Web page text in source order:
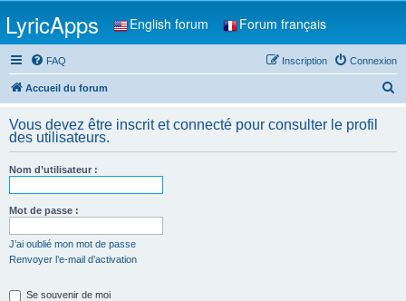
LyricApps English forum Forum français
FAQ Connexion
Inscription
Accueil du forum
h
Vous devez être inscrit et connecté pour consulter le profil
des utilisateurs.
Nom d’utilisateur :
Mot de passe :
J’ai oublié mon mot de passe
Renvoyer l’e-mail d’activation
Se souvenir de moi